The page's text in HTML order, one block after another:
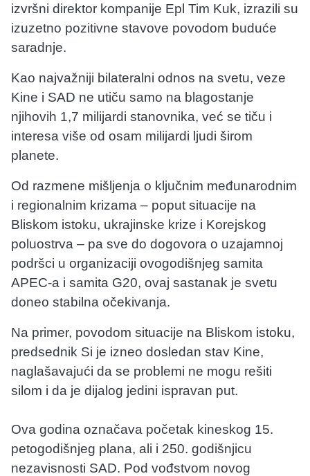
izvršni direktor kompanije Epl Tim Kuk, izrazili su
izuzetno pozitivne stavove povodom buduće
saradnje.
Kao najvažniji bilateralni odnos na svetu, veze
Kine i SAD ne utiču samo na blagostanje
njihovih 1,7 milijardi stanovnika, već se tiču i
interesa više od osam milijardi ljudi širom
planete.
Od razmene mišljenja o ključnim međunarodnim
i regionalnim krizama – poput situacije na
Bliskom istoku, ukrajinske krize i Korejskog
poluostrva – pa sve do dogovora o uzajamnoj
podršci u organizaciji ovogodišnjeg samita
APEC-a i samita G20, ovaj sastanak je svetu
doneo stabilna očekivanja.
Na primer, povodom situacije na Bliskom istoku,
predsednik Si je izneo dosledan stav Kine,
naglašavajući da se problemi ne mogu rešiti
silom i da je dijalog jedini ispravan put.
Ova godina označava početak kineskog 15.
petogodišnjeg plana, ali i 250. godišnjicu
nezavisnosti SAD. Pod vođstvom novog